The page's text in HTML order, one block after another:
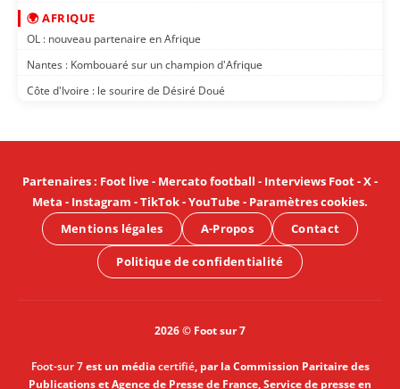
🌍 AFRIQUE
OL : nouveau partenaire en Afrique
Nantes : Kombouaré sur un champion d'Afrique
Côte d'Ivoire : le sourire de Désiré Doué
Partenaires: Foot live- Mercato football - Interviews Foot-X-
Meta - Instagram -TikTok-YouTube- Paramètres cookies.
Mentions légales
A-Propos Contact
Politique de confidentialité
2026 © Foot sur 7
Foot-sur 7est un médiacertifié, par la Commission Paritaire des
Publications et Agence de Presse de France, Service de presse en